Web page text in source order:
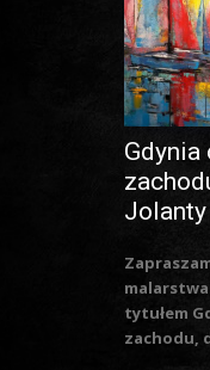
Gdynia
tytułem
zachodu,